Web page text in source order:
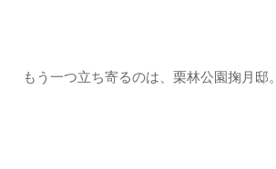
もう一つ立ち寄るのは、栗林公園掬月邸。